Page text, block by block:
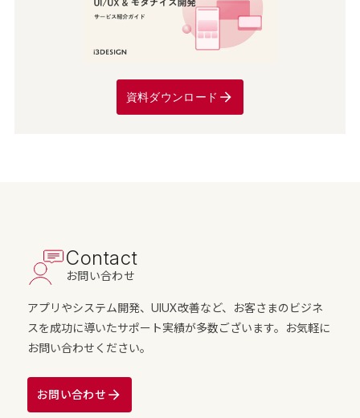
資料ダウンロード
Contact
お問い合わせ
アプリやシステム開発、UIUX改善など、お客さまのビジネ
スを成功に導いたサポート実績が多数ございます。お気軽に
お問い合わせください。
お問い合わせ